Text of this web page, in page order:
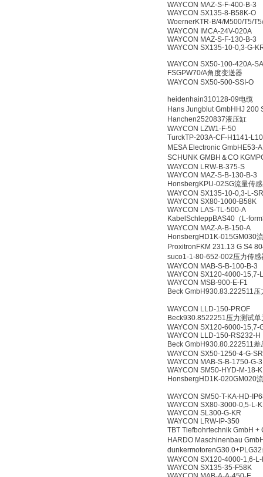
WAYCON MAZ-S-F-400-B-3
WAYCON SX135-8-B58K-O
WoernerKTR-B/4/M500/T5/
WAYCON IMCA-24V-020A
WAYCON MAZ-S-F-130-B-3
WAYCON SX135-10-0,3-G-
WAYCON SX50-100-420A-
FSGPW70/A角度变送器
WAYCON SX50-500-SSI-O
heidenhain310128-09电缆
Hans Jungblut GmbHHJ
Hanchen2520837液压缸
WAYCON LZW1-F-50
TurckTP-203A-CF-H1141-
MESA Electronic GmbHE53-
SCHUNK GMBH＆CO
WAYCON LRW-B-375-S
WAYCON MAZ-S-B-130-B-3
HonsbergKPU-02SG流量传
WAYCON SX135-10-0,3-L-SR
WAYCON SX80-1000-B58K
WAYCON LAS-TL-500-A
KabelSchleppBAS40（L-
WAYCON MAZ-A-B-150-A
HonsbergHD1K-015GM030
ProxitronFKM 231.13 G S4
suco1-1-80-652-002压力传感
WAYCON MAB-S-B-100-B-3
WAYCON SX120-4000-15,7-
WAYCON MSB-900-E-F1
Beck GmbH930.83.222511压
WAYCON LLD-150-PROF
Beck930.8522251压力测试单
WAYCON SX120-6000-15,7-
WAYCON LLD-150-RS232-H
Beck GmbH930.80.222511差
WAYCON SX50-1250-4-G-
WAYCON MAB-S-B-1750-G-3
WAYCON SM50-HYD-M-18-K
HonsbergHD1K-020GM020
WAYCON SM50-T-KA-HD-
WAYCON SX80-3000-0,5-L-
WAYCON SL300-G-KR
WAYCON LRW-IP-350
TBT Tiefbohrtechnik GmbH
HARDO Maschinenbau
WAYCON SX120-4000-1,6-
WAYCON SX135-35-F58K